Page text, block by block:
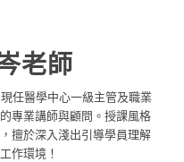
老師
任醫學中心一級主管及職業
專業講師與顧問。授課風格
擅於深入淺出引導學員理解
作環境！